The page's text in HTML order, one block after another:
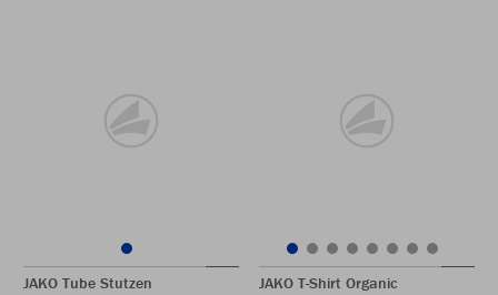
JAKO Tube Stutzen
JAKO T-Shirt Organic